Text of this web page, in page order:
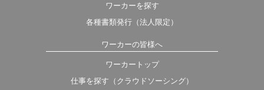
ワーカーを探す
各種書類発行（法人限定）
ワーカーの皆様へ
ワーカートップ
仕事を探す（クラウドソーシング）